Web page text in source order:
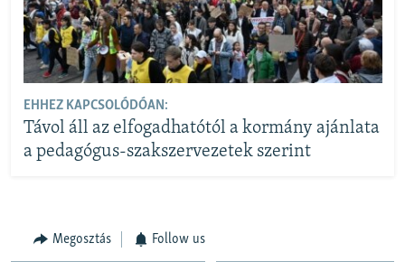
EHHEZ KAPCSOLÓDÓAN:
Távol áll az elfogadhatótól a kormány ajánlata
a pedagógus-szakszervezetek szerint
Megosztás Follow us